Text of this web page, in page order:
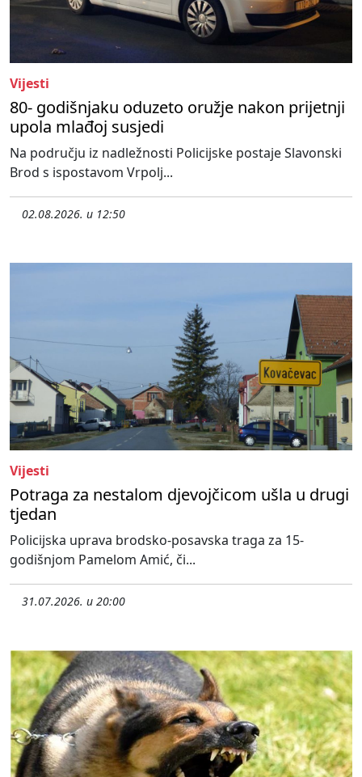
Vijesti
80- godišnjaku oduzeto oružje nakon prijetnji
upola mlađoj susjedi
Na području iz nadležnosti Policijske postaje Slavonski
Brod s ispostavom Vrpolj...
02.08.2026. u 12:50
Vijesti
Potraga za nestalom djevojčicom ušla u drugi
tjedan
Policijska uprava brodsko-posavska traga za 15-
godišnjom Pamelom Amić, či...
31.07.2026. u 20:00